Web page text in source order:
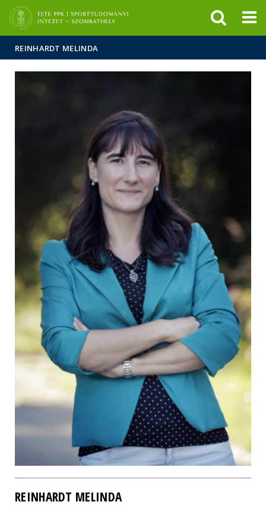
Hírek
Események
ELTE a
sajtóban
REINHARDT MELINDA
REINHARDT MELINDA